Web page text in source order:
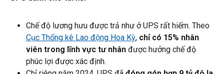
Chế độ lương hưu được trả như ở UPS rất hiếm. Theo
Cục Thống kê Lao động Hoa Kỳ, chỉ có 15% nhân
viên trong lĩnh vực tư nhân được hưởng chế độ
phúc lợi được xác định.